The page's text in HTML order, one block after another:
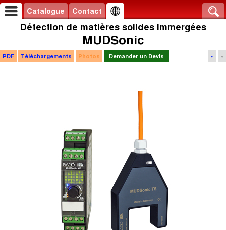
Catalogue Contact
Détection de matières solides immergées
MUDSonic
« »
PDF Téléchargements Photos Demander un Devis